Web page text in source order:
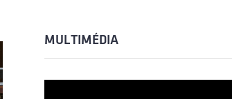
MULTIMÉDIA